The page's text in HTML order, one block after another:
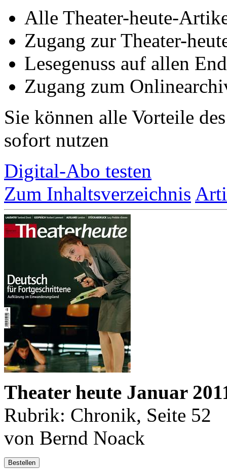
Alle Theater-heute-
Zugang zur Theater-
Lesegenuss auf allen
Zugang zum
Sie können alle Vorteile
sofort nutzen
Digital-Abo testen
Zum Inhaltsverzeichnis
Theater heute Januar
Rubrik: Chronik, Seite 52
von Bernd Noack
Bestellen